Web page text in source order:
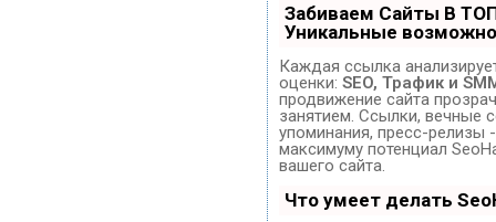
Забиваем Сайты В
Уникальные
Каждая ссылка
оценки:SEO, Трафик и
продвижение сайта
занятием. Ссылки, вечные
упоминания, пресс-релизы
максимуму потенциал
вашего сайта.
Что умеет делать